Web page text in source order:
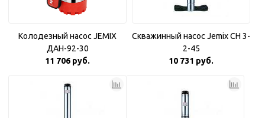
Колодезный насос JEMIX
ДАН-92-30
11 706 руб.
Скважинный насос Jemix CH 3-
2-45
10 731 руб.